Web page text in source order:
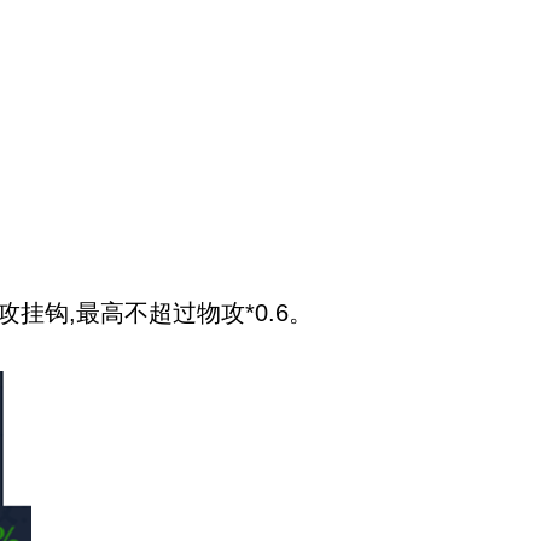
钩,最高不超过物攻*0.6。